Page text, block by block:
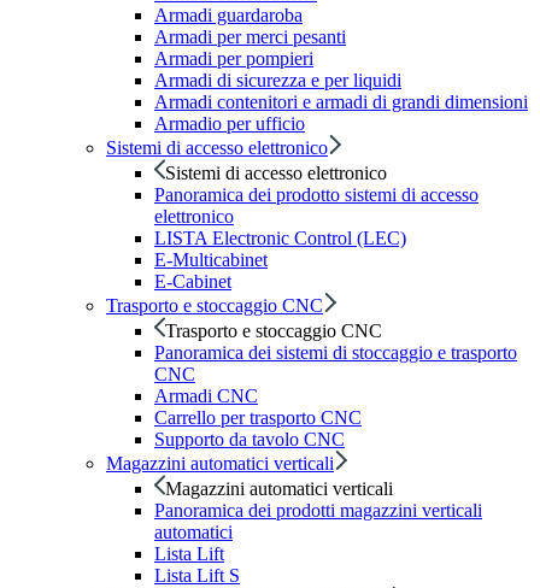
Armadi guardaroba
Armadi per merci pesanti
Armadi per pompieri
Armadi di sicurezza e per liquidi
Armadi contenitori e armadi di grandi dimensioni
Armadio per ufficio
Sistemi di accesso elettronico
Sistemi di accesso elettronico
Panoramica dei prodotto sistemi di accesso
elettronico
LISTA Electronic Control (LEC)
E-Multicabinet
E-Cabinet
Trasporto e stoccaggio CNC
Trasporto e stoccaggio CNC
Panoramica dei sistemi di stoccaggio e trasporto
CNC
Armadi CNC
Carrello per trasporto CNC
Supporto da tavolo CNC
Magazzini automatici verticali
Magazzini automatici verticali
Panoramica dei prodotti magazzini verticali
automatici
Lista Lift
Lista Lift S